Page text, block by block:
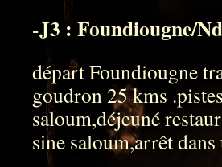
-J3 : Foundiougne/
départ Foundiougne
goudron 25 kms
saloum,déjeuné
sine saloum,arrêt